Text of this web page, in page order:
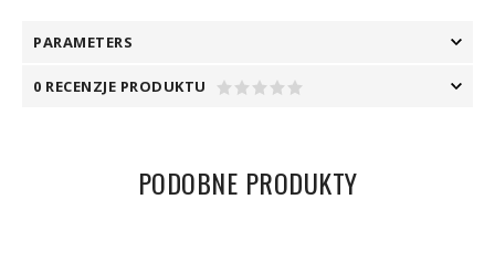
PARAMETERS
0 RECENZJE PRODUKTU
PODOBNE PRODUKTY